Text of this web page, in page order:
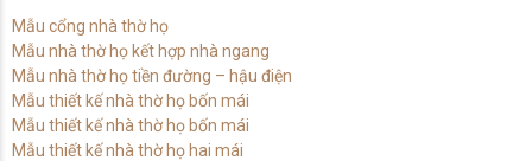
Mẫu cổng nhà thờ họ
Mẫu nhà thờ họ kết hợp nhà ngang
Mẫu nhà thờ họ tiền đường – hậu điện
Mẫu thiết kế nhà thờ họ bốn mái
Mẫu thiết kế nhà thờ họ bốn mái
Mẫu thiết kế nhà thờ họ hai mái